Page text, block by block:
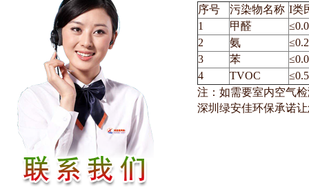
序号
污染物名称 I类
1
甲醛
2
氨
3
苯
4
TVOC
注：如需要室内空气
深圳绿安佳环保承诺